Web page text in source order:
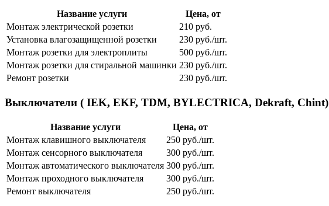
Название услуги
Цена, от
Монтаж электрической розетки
210 руб.
Установка влагозащищенной розетки
230 руб./шт.
Монтаж розетки для электроплиты
500 руб./шт.
Монтаж розетки для стиральной машинки 230 руб./шт.
Ремонт розетки
230 руб./шт.
Выключатели ( IEK, EKF, TDM, BYLECTRICA, Dekraft, Chint)
Название услуги
Цена, от
Монтаж клавишного выключателя
250 руб./шт.
Монтаж сенсорного выключателя
300 руб./шт.
Монтаж автоматического выключателя 300 руб./шт.
Монтаж проходного выключателя
300 руб./шт.
Ремонт выключателя
250 руб./шт.